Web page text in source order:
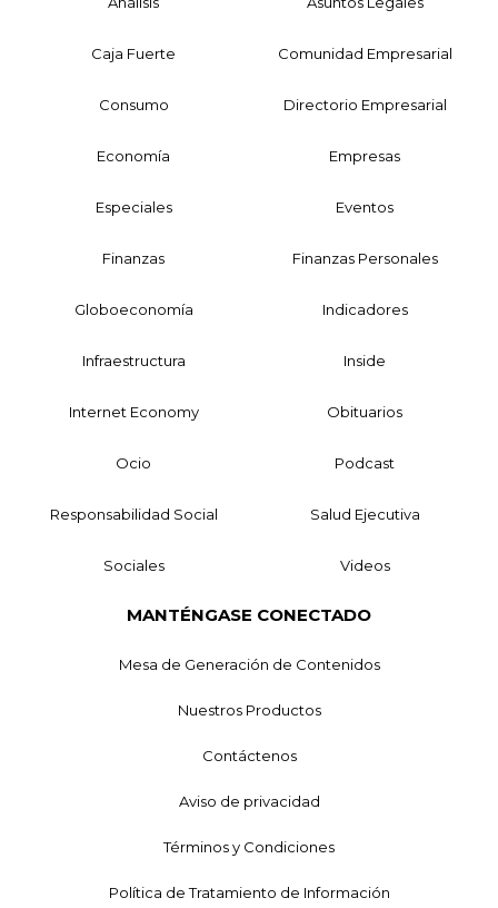
Caja Fuerte Comunidad Empresarial
Consumo Directorio Empresarial
Economía Empresas
Especiales Eventos
Finanzas Finanzas Personales
Globoeconomía Indicadores
Infraestructura Inside
Internet Economy Obituarios
Ocio Podcast
Responsabilidad Social Salud Ejecutiva
Sociales Videos
MANTÉNGASE CONECTADO
Mesa de Generación de Contenidos
Nuestros Productos
Contáctenos
Aviso de privacidad
Términos y Condiciones
Política de Tratamiento de Información